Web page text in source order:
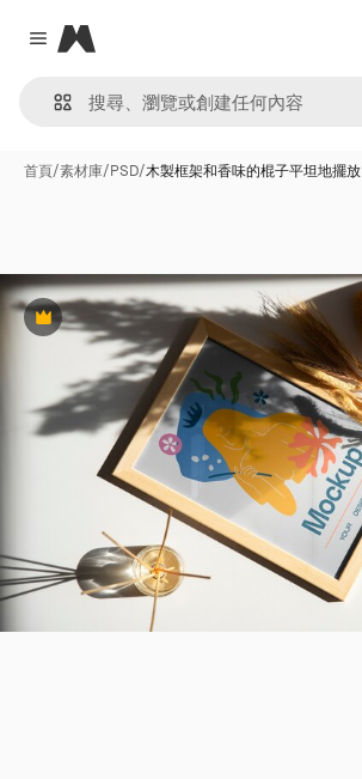
Close menu
Magnific
首頁/素材庫/PSD/木製框架和香味的棍子平坦地擺放
Premium